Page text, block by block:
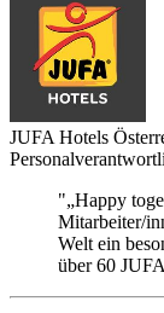
JUFA Hotels
"„Happy
Mitarbeiter/
Welt ein
über 60